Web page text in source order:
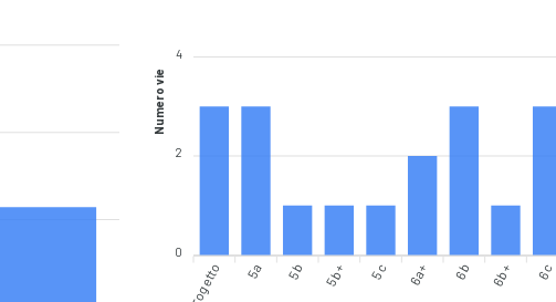
4
2
0
Numero vie
Progetto 5a 5b 5b+ 5c 6a+ 6b 6b+ 6c